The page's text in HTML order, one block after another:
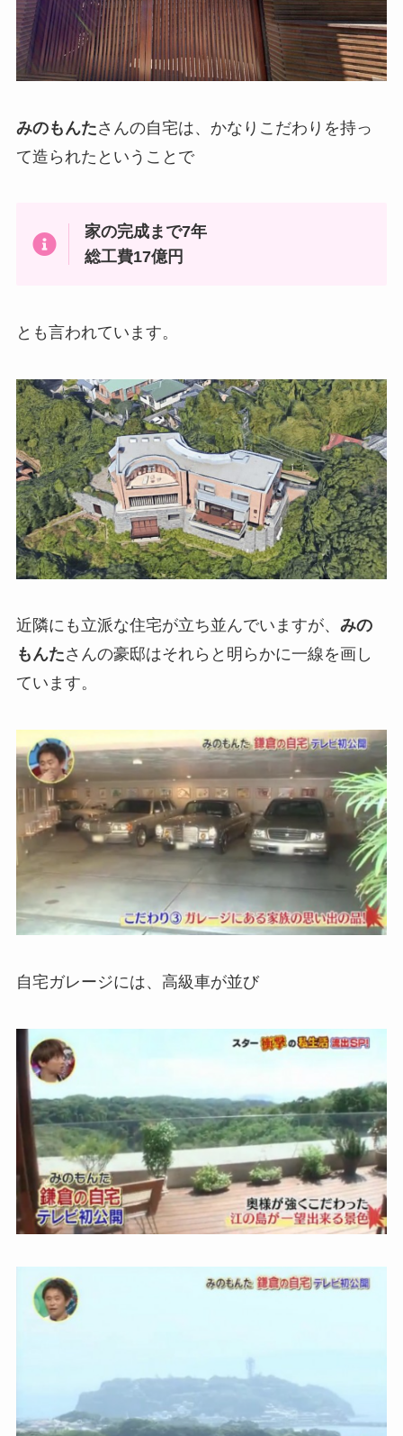
みのもんたさんの自宅は、かなりこだわりを持っ
て造られたということで
家の完成まで7年
総工費17億円
とも言われています。
近隣にも立派な住宅が立ち並んでいますが、 みの
もんたさんの豪邸はそれらと明らかに一線を画し
ています。
自宅ガレージには、高級車が並び